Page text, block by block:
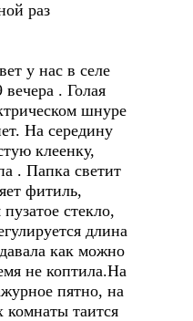
раз
у нас в селе
. Голая
шнуре
На середину
клеенку,
. Папка светит
фитиль,
стекло,
длина
как можно
не коптила.На
пятно, на
комнаты таится